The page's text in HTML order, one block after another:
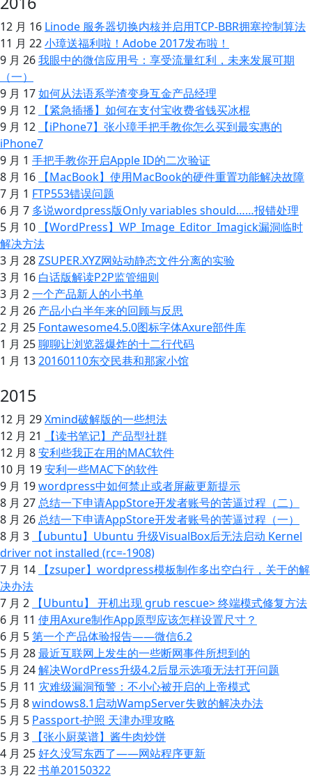
12 月 16 Linode 服务器切换内核并启用TCP-BBR拥塞控制算法
11 月 22小璋送福利啦！Adobe 2017发布啦！
9 月 26我眼中的微信应用号：享受流量红利，未来发展可期
（一）
9 月 17如何从法语系学渣变身互金产品经理
9 月 12
【紧急插播】如何在支付宝收费省钱买冰棍
9 月 12
【iPhone7】张小璋手把手教你怎么买到最实惠的
iPhone7
9 月 1 手把手教你开启Apple ID的二次验证
8 月 16
【MacBook】使用MacBook的硬件重置功能解决故障
7 月 1 FTP553错误问题
6 月 7 多说wordpress版Only variables should……报错处理
5 月 10
【WordPress】WP_Image_Editor_Imagick漏洞临时
解决方法
3 月 28ZSUPER.XYZ网站动静态文件分离的实验
3 月 16 白话版解读P2P监管细则
3 月 2一个产品新人的小书单
2 月 26 产品小白半年来的回顾与反思
2 月 25 Fontawesome4.5.0图标字体Axure部件库
1 月 25聊聊让浏览器爆炸的十二行代码
1 月 1320160110东交民巷和那家小馆
2015
12 月 29Xmind破解版的一些想法
12 月 21
【读书笔记】产品型社群
12 月 8安利些我正在用的MAC软件
10 月 19安利一些MAC下的软件
9 月 19wordpress中如何禁止或者屏蔽更新提示
8 月 27总结一下申请AppStore开发者账号的苦逼过程（二）
8 月 26总结一下申请AppStore开发者账号的苦逼过程（一）
8 月 3
【ubuntu】Ubuntu 升级VisualBox后无法启动 Kernel
driver not installed (rc=-1908)
7 月 14
【zsuper】wordpress模板制作多出空白行，关于 的解
决办法
7 月 2
【Ubuntu】 开机出现 grub rescue> 终端模式修复方法
6 月 11 使用Axure制作App原型应该怎样设置尺寸？
6 月 5第一个产品体验报告——微信6.2
5 月 28最近互联网上发生的一些断网事件所想到的
5 月 24解决WordPress升级4.2后显示选项无法打开问题
5 月 11 灾难级漏洞预警：不小心被开启的上帝模式
5 月 8windows8.1启动WampServer失败的解决办法
5 月 5 Passport-护照 天津办理攻略
5 月 3
【张小厨菜谱】酱牛肉炒饼
4 月 25好久没写东西了——网站程序更新
3 月 22书单20150322